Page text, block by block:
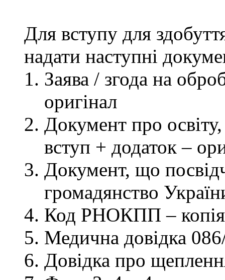
Для вступу для
надати наступні
Заява / згода на
оригінал
Документ про освіту,
вступ + додаток –
Документ, що
громадянство
Код РНОКПП – копія
Медична довідка
Довідка про